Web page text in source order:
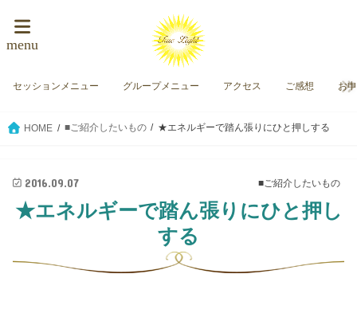
menu
セッションメニュー グループメニュー アクセス ご感想 お
HOME ■ご紹介したいもの ★エネルギーで踏ん張りにひと押しする
■ご紹介したいもの
2016.09.07
★エネルギーで踏ん張りにひと押し
する